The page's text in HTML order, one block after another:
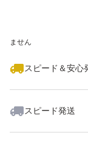
ません
スピード＆安心
スピード発送